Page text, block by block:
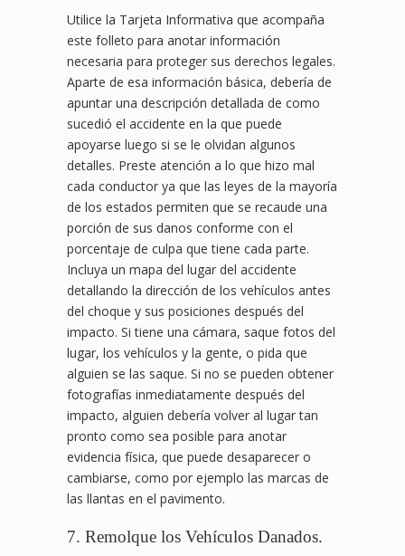
Utilice la Tarjeta Informativa que acompaña
este folleto para anotar información
necesaria para proteger sus derechos legales.
Aparte de esa información básica, debería de
apuntar una descripción detallada de como
sucedió el accidente en la que puede
apoyarse luego si se le olvidan algunos
detalles. Preste atención a lo que hizo mal
cada conductor ya que las leyes de la mayoría
de los estados permiten que se recaude una
porción de sus danos conforme con el
porcentaje de culpa que tiene cada parte.
Incluya un mapa del lugar del accidente
detallando la dirección de los vehículos antes
del choque y sus posiciones después del
impacto. Si tiene una cámara, saque fotos del
lugar, los vehículos y la gente, o pida que
alguien se las saque. Si no se pueden obtener
fotografías inmediatamente después del
impacto, alguien debería volver al lugar tan
pronto como sea posible para anotar
evidencia física, que puede desaparecer o
cambiarse, como por ejemplo las marcas de
las llantas en el pavimento.
7. Remolque los Vehículos Danados.